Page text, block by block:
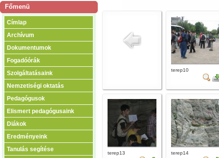
Főmenü
Címlap
Archívum
Dokumentumok
Fogadóórák
Szolgáltatásaink
Nemzetiségi oktatás
Pedagógusok
Elismert pedagógusaink
Diákok
Eredményeink
Tanulás segítése
terep10
terep13 terep14